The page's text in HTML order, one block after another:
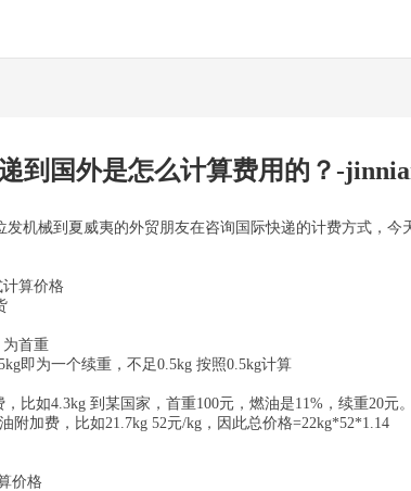
到国外是怎么计算费用的？-
机械到夏威夷的外贸朋友在咨询国际快递的计费方式，
计算价格
为首重
即为一个续重，不足0.5kg 按照0.5kg计算
比如4.3kg 到某国家，首重100元，燃油是11%，续重20元
加费，比如21.7kg 52元/kg，因此总价格=22kg*52*1.14
价格